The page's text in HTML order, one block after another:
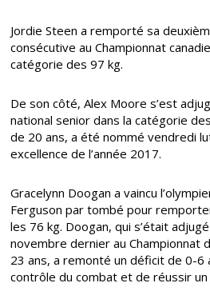
Jordie Steen a remporté sa
consécutive au Championnat
catégorie des 97 kg.
De son côté, Alex Moore s’est
national senior dans la catégorie
de 20 ans, a été nommé vendredi
excellence de l’année 2017.
Gracelynn Doogan a vaincu
Ferguson par tombé pour
les 76 kg. Doogan, qui s’était
novembre dernier au Championnat
23 ans, a remonté un déficit de 0-6
contrôle du combat et de réussir